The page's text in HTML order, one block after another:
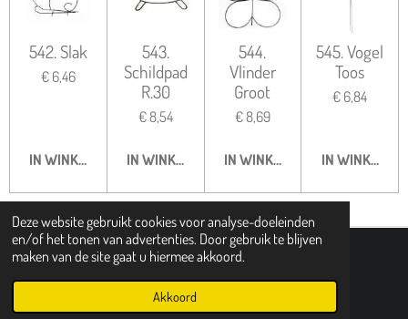
Deze website gebruikt cookies voor analyse-doeleinden
en/of het tonen van advertenties. Door gebruik te blijven
maken van de site gaat u hiermee akkoord.
Akkoord
542. Slak
€ 6,46
IN WINKELWAGEN
543.
Schildpad
R.30
€ 8,54
IN WINKELWAGEN
544.
Vlinder
Groot
€ 8,69
IN WINKELWAGEN
545. Vogel
Toos
€ 6,84
IN
HERROEPPING
© 2018 - 2026 Tuindecoratie Frames